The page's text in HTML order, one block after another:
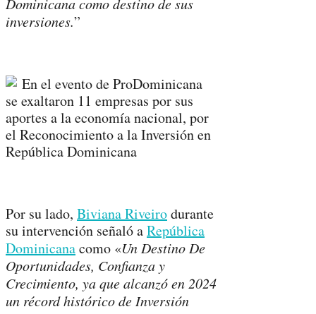
Dominicana como destino de sus
inversiones.”
Por su lado, Biviana Riveirodurante
su intervención señaló aRepública
Dominicanacomo «Un Destino De
Oportunidades, Confianza y
Crecimiento, ya que alcanzó en 2024
un récord histórico de Inversión